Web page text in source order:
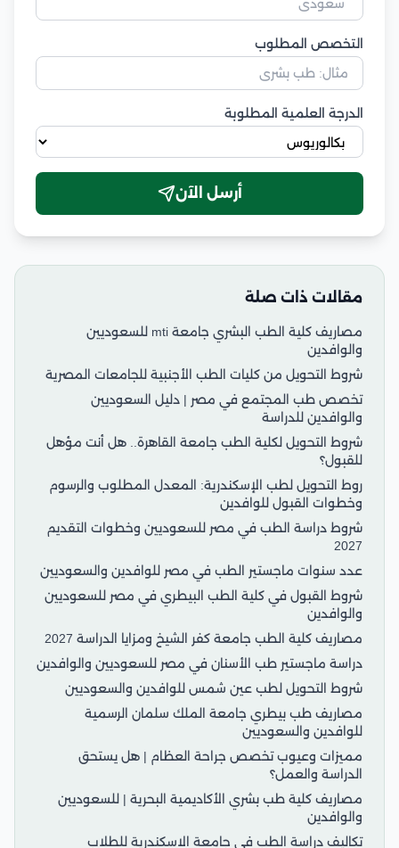
التخصص المطلوب
الدرجة العلمية المطلوبة
أرسل الآن
مقالات ذات صلة
مصاريف كلية الطب البشري جامعة mti للسعوديين
والوافدين
شروط التحويل من كليات الطب الأجنبية للجامعات المصرية
تخصص طب المجتمع في مصر | دليل السعوديين
والوافدين للدراسة
شروط التحويل لكلية الطب جامعة القاهرة.. هل أنت مؤهل
للقبول؟
روط التحويل لطب الإسكندرية: المعدل المطلوب والرسوم
وخطوات القبول للوافدين
شروط دراسة الطب في مصر للسعوديين وخطوات التقديم
2027
عدد سنوات ماجستير الطب في مصر للوافدين والسعوديين
شروط القبول في كلية الطب البيطري في مصر للسعوديين
والوافدين
مصاريف كلية الطب جامعة كفر الشيخ ومزايا الدراسة 2027
دراسة ماجستير طب الأسنان في مصر للسعوديين والوافدين
شروط التحويل لطب عين شمس للوافدين والسعوديين
مصاريف طب بيطري جامعة الملك سلمان الرسمية
للوافدين والسعوديين
مميزات وعيوب تخصص جراحة العظام | هل يستحق
الدراسة والعمل؟
مصاريف كلية طب بشري الأكاديمية البحرية | للسعوديين
والوافدين
تكاليف دراسة الطب في جامعة الاسكندرية للطلاب